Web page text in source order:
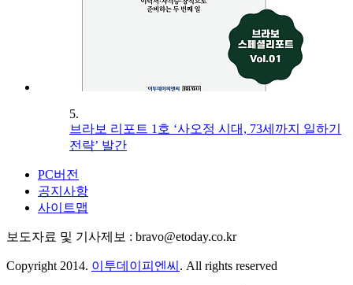
5.
브라보 리포트 1호 ‘사오정 시대, 73세까지 일하기
전략’ 발간
PC버전
공지사항
사이트맵
보도자료 및 기사제보 : bravo@etoday.co.kr
Copyright 2014. 이투데이피엔씨 . All rights reserved